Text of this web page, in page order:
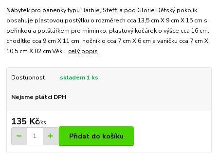
Nábytek pro panenky typu Barbie, Steffi a pod.Glorie Dětský pokojík
obsahuje plastovou postýlku o rozměrech cca 13,5 cm X 9 cm X 15 cm s
peřinkou a polštářkem pro miminko, plastový kočárek o výšce cca 16 cm,
chodítko cca 9 cm X 11 cm, nočník o cca 7 cm X 6 cm a vaničku cca 7 cm X
10,5 cm X 02 cm.Věk... celý popis
Dostupnost skladem 1 ks
Nejsme plátci DPH
135 Kč/ks
Přidat do košíku